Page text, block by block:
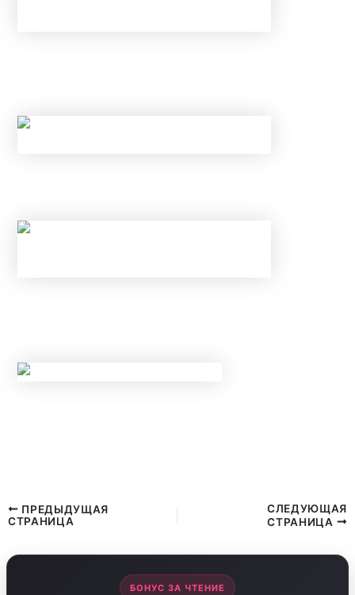
ПРЕДЫДУЩАЯ
СТРАНИЦА
СЛЕДУЮЩАЯ
СТРАНИЦА
БОНУС ЗА ЧТЕНИЕ